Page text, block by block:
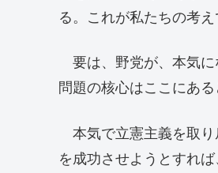
る。これが私たちの考え
要は、野党が、本気に
問題の核心はここにある
本気で立憲主義を取り
を成功させようとすれ